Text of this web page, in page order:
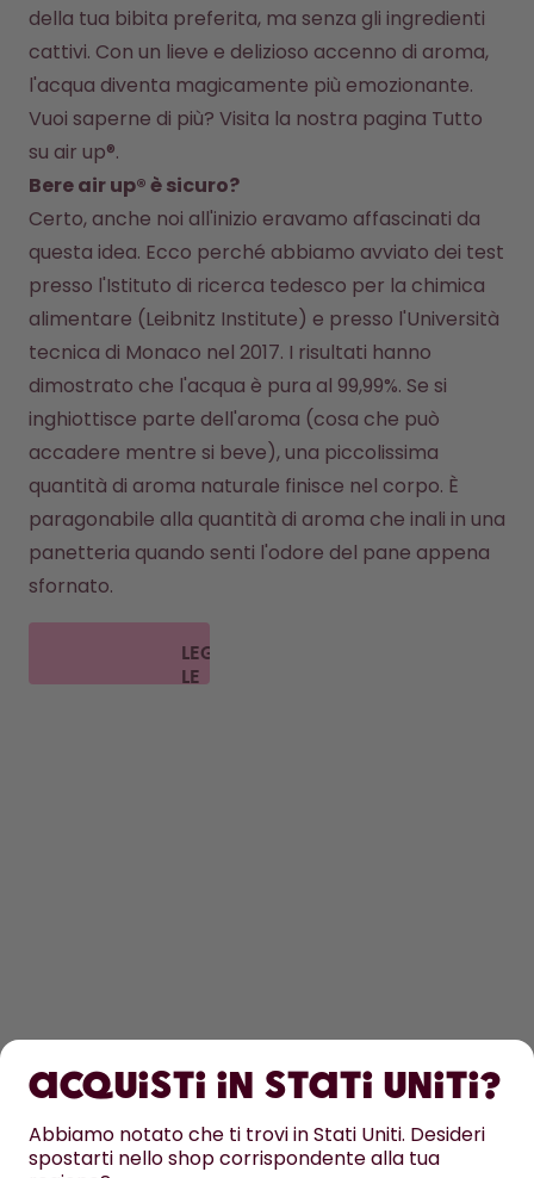
della tua bibita preferita, ma senza gli ingredienti
cattivi. Con un lieve e delizioso accenno di aroma,
l'acqua diventa magicamente più emozionante.
Vuoi saperne di più? Visita la nostra pagina Tutto
su air up®.
Bere air up® è sicuro?
Certo, anche noi all'inizio eravamo affascinati da
questa idea. Ecco perché abbiamo avviato dei test
presso l'Istituto di ricerca tedesco per la chimica
alimentare (Leibnitz Institute) e presso l'Università
tecnica di Monaco nel 2017. I risultati hanno
dimostrato che l'acqua è pura al 99,99%. Se si
inghiottisce parte dell'aroma (cosa che può
accadere mentre si beve), una piccolissima
quantità di aroma naturale finisce nel corpo. È
paragonabile alla quantità di aroma che inali in una
panetteria quando senti l'odore del pane appena
sfornato.
LEGGI
LE
ASSISTENZA
CONTATTI
Acquisti in Stati Uniti?
Abbiamo notato che ti trovi in Stati Uniti. Desideri
spostarti nello shop corrispondente alla tua